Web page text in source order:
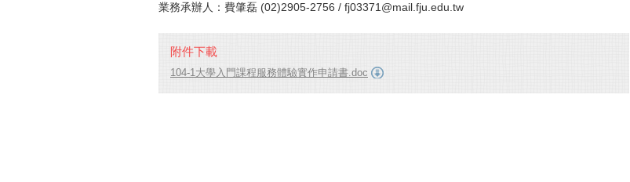
業務承辦人：費肇磊 (02)2905-2756 / fj03371@mail.fju.edu.tw
附件下載
104-1大學入門課程服務體驗實作申請書.doc